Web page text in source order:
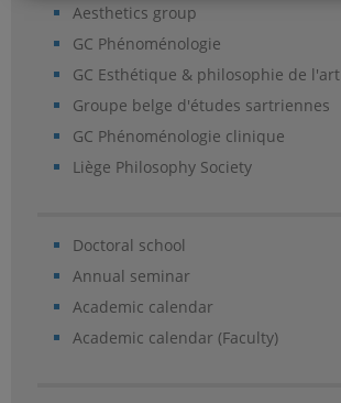
Aesthetics group
GC Phénoménologie
GC Esthétique & philosophie de l'art
Groupe belge d'études sartriennes
GC Phénoménologie clinique
Liège Philosophy Society
Doctoral school
Annual seminar
Academic calendar
Academic calendar (Faculty)